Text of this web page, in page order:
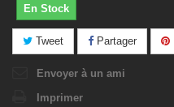
En Stock
Tweet Partager
Envoyer à un ami
Imprimer